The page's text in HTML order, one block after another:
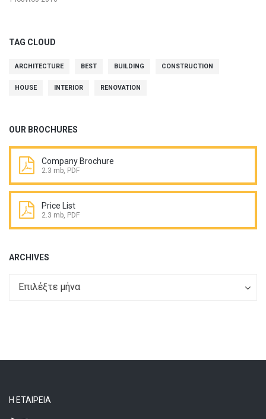
TAG CLOUD
ARCHITECTURE BEST BUILDING CONSTRUCTION
HOUSE INTERIOR RENOVATION
OUR BROCHURES
Company Brochure
2.3 mb, PDF
Price List
2.3 mb, PDF
ARCHIVES
Archives
Επιλέξτε μήνα
Archives
Η ΕΤΑΙΡΕΊΑ